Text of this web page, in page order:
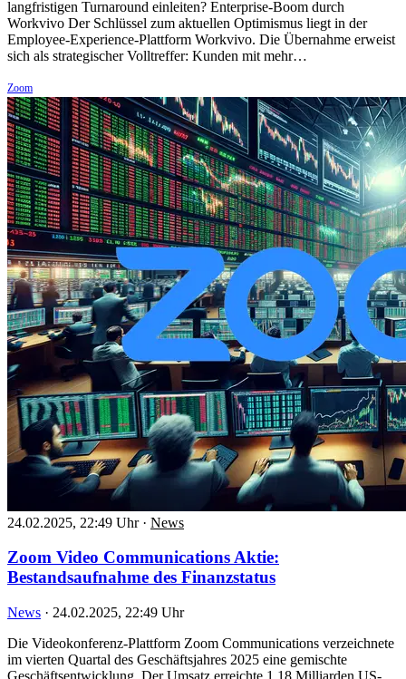
langfristigen Turnaround einleiten? Enterprise-Boom durch
Workvivo Der Schlüssel zum aktuellen Optimismus liegt in der
Employee-Experience-Plattform Workvivo. Die Übernahme erweist
sich als strategischer Volltreffer: Kunden mit mehr…
Zoom
24.02.2025, 22:49 Uhr · News
Zoom Video Communications Aktie:
Bestandsaufnahme des Finanzstatus
News · 24.02.2025, 22:49 Uhr
Die Videokonferenz-Plattform Zoom Communications verzeichnete
im vierten Quartal des Geschäftsjahres 2025 eine gemischte
Geschäftsentwicklung. Der Umsatz erreichte 1,18 Milliarden US-